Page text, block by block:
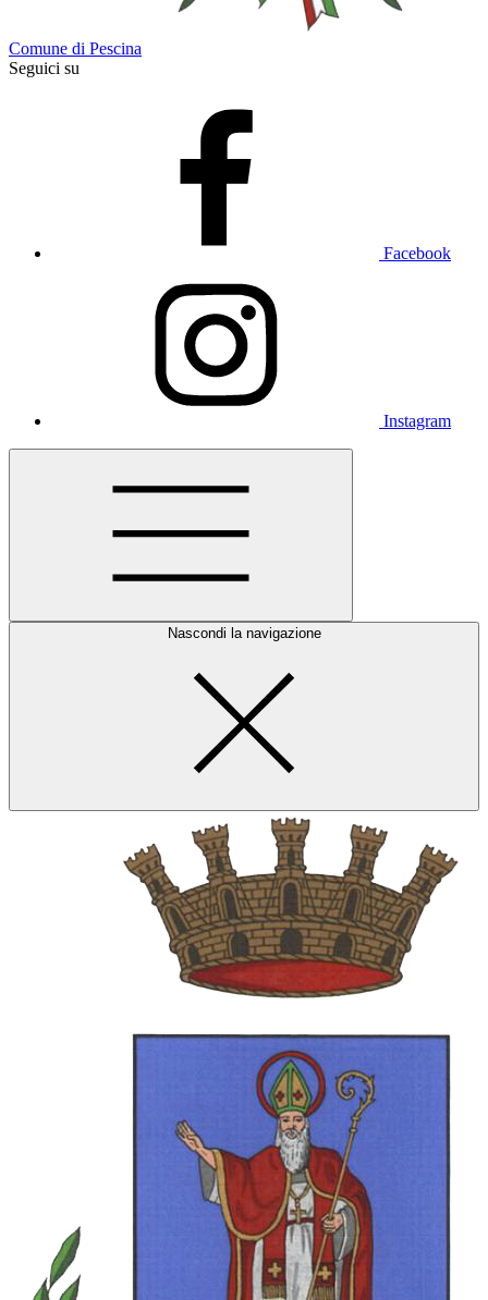
Comune di Pescina
Seguici su
Facebook
Instagram
Nascondi la navigazione